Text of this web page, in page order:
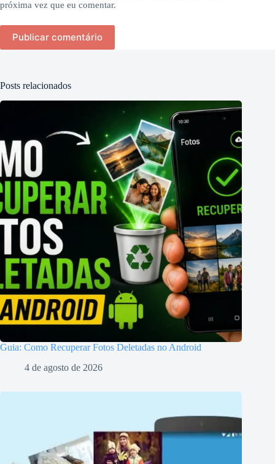
próxima vez que eu comentar.
Publicar comentário
Posts relacionados
Guia: Como Recuperar Fotos Deletadas no Android
4 de agosto de 2026